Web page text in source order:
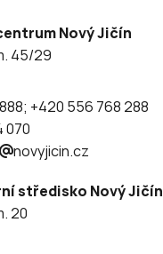
Nový Jičín
45/29
+420 556 768 288
070
novyjicin.cz
středisko Nový Jičín
20